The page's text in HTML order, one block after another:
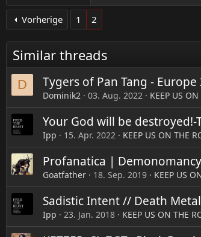
Vorherige 1 2
Similar threads
D Tygers of Pan Tang - Europe
Dominik2 03. Aug. 2022 KEEP US
Your God will be
Ipp 15. Apr. 2022 KEEP US ON THE
Profanatica |
Goatfather 18. Sep. 2019 KEEP US
Sadistic Intent // Death
Ipp 23. Jan. 2018 KEEP US ON THE